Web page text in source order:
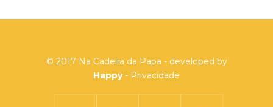
© 2017 Na Cadeira da Papa - developed by
Happy- Privacidade